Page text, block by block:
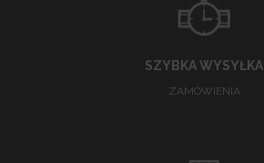
SZYBKA WYSYŁKA
ZAMÓWIENIA